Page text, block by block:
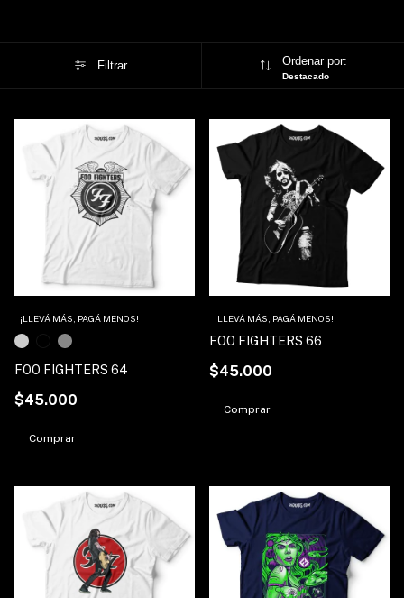
Filtrar Ordenar por:
Destacado
FOO FIGHTERS 64
$45.000
¡LLEVÁ MÁS, PAGÁ MENOS!
Comprar
FOO FIGHTERS 66
$45.000
¡LLEVÁ MÁS, PAGÁ MENOS!
Comprar